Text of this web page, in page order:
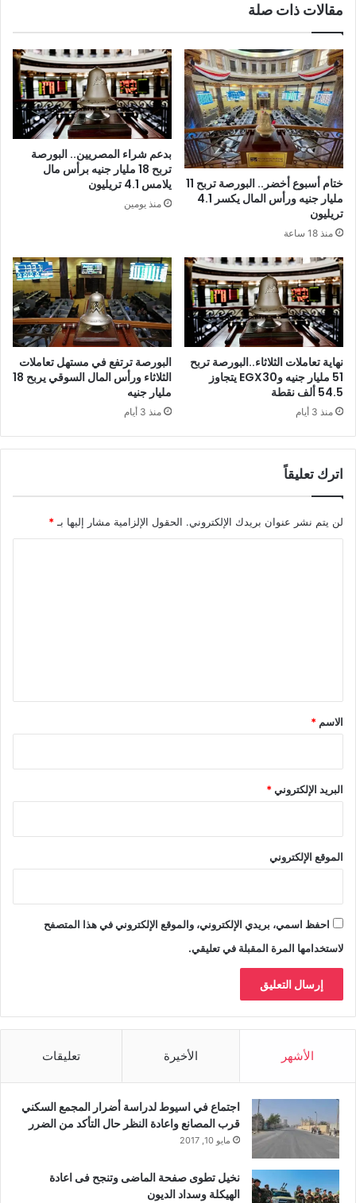
مقالات ذات صلة
ختام أسبوع أخضر.. البورصة تربح 11
مليار جنيه ورأس المال يكسر 4.1
تريليون
منذ 18 ساعة
بدعم شراء المصريين.. البورصة
تربح 18 مليار جنيه برأس مال
يلامس 4.1 تريليون
منذ يومين
نهاية تعاملات الثلاثاء..البورصة تربح
51 مليار جنيه وEGX30 يتجاوز
54.5 ألف نقطة
منذ 3 أيام
البورصة ترتفع في مستهل تعاملات
الثلاثاء ورأس المال السوقي يربح 18
مليار جنيه
منذ 3 أيام
اترك تعليقاً
لن يتم نشر عنوان بريدك الإلكتروني. الحقول الإلزامية مشار إليها بـ *
*
الاسم *
البريد الإلكتروني*
الموقع الإلكتروني
احفظ اسمي، بريدي الإلكتروني، والموقع الإلكتروني في هذا المتصفح
لاستخدامها المرة المقبلة في تعليقي.
الأشهر الأخيرة تعليقات
اجتماع في اسيوط لدراسة أضرار المجمع السكني
قرب المصانع واعادة النظر حال التأكد من الضرر
مايو 10, 2017
نخيل تطوى صفحة الماضى وتنجح فى اعادة
الهيكلة وسداد الديون